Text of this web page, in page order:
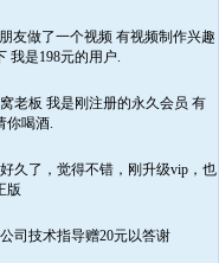
友做了一个视频 有视频制作兴趣
我是198元的用户.
老板 我是刚注册的永久会员 有
你喝酒.
久了，觉得不错，刚升级vip，也
版
司技术指导赠20元以答谢